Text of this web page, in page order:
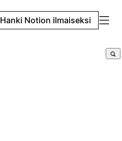
Hanki Notion ilmaiseksi